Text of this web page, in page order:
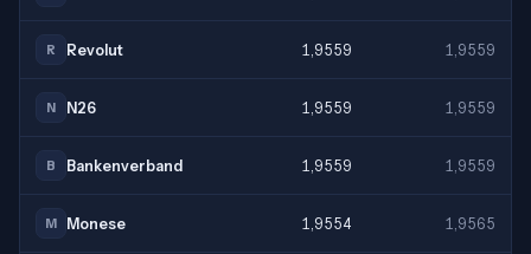
R Revolut 1,9559 1,9559
N N26 1,9559 1,9559
B Bankenverband 1,9559 1,9559
M Monese 1,9554 1,9565